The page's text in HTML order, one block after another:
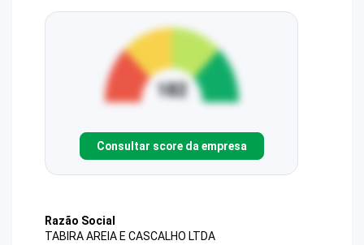
Consultar score da empresa
Razão Social
TABIRA AREIA E CASCALHO LTDA